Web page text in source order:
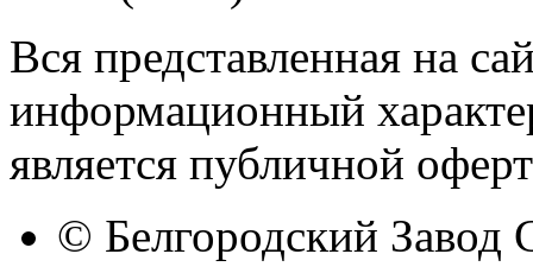
Вся представленная на
информационный
является публичной
© Белгородский Завод